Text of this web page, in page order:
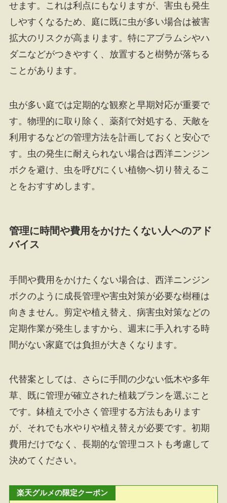
せます。これは利点にもなりますが、害虫も発生
しやすくなるため、庭に既に虫が多い場合は被害
拡大のリスクが高まります。特にアブラムシやハ
ダニなどがつきやすく、放置すると樹勢が落ちる
ことがあります。
虫が多い庭では定期的な観察と早期対応が重要で
す。物理的に取り除く、薬剤で対処する、天敵を
利用するなどの管理方法を計画しておくと安心で
す。虫の発生に耐えられない場合は西洋ニンジン
ボクを避け、虫を呼びにくい植物へ切り替えるこ
とをおすすめします。
管理に時間や費用をかけたくない人へのアド
バイス
手間や費用をかけたくない場合は、西洋ニンジン
ボクのように成長管理や害虫対策が必要な樹種は
向きません。剪定や植え替え、病害虫対策などの
定期作業が発生しますから、週末に手入れする時
間がない家庭では負担が大きくなります。
代替案としては、さらに手間の少ない低木や多年
草、既に管理が確立された植栽プランを選ぶこと
です。鉢植えで小さく管理する方法もあります
が、それでも水やりや植え替えが必要です。初期
費用だけでなく、長期的な管理コストも考慮して
決めてください。
楽天グルメの限定クーポン